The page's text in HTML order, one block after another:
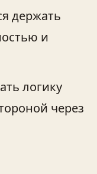
держать
и
логику
через